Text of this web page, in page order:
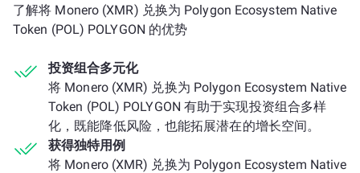
了解将 Monero (XMR) 兑换为 Polygon Ecosystem Native
Token (POL) POLYGON 的优势
投资组合多元化
将 Monero (XMR) 兑换为 Polygon Ecosystem Native
Token (POL) POLYGON 有助于实现投资组合多样
化，既能降低风险，也能拓展潜在的增长空间。
获得独特用例
将 Monero (XMR) 兑换为 Polygon Ecosystem Native